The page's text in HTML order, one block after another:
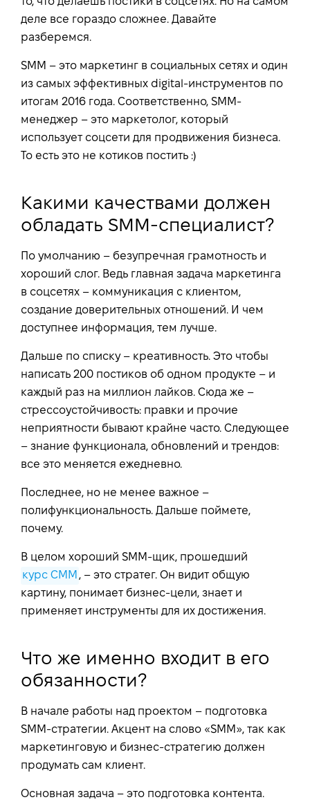
деле все гораздо сложнее. Давайте
разберемся.
SMM – это маркетинг в социальных сетях и один
из самых эффективных digital-инструментов по
итогам 2016 года. Соответственно, SMM-
менеджер – это маркетолог, который
использует соцсети для продвижения бизнеса.
То есть это не котиков постить :)
Какими качествами должен
обладать SMM-специалист?
По умолчанию – безупречная грамотность и
хороший слог. Ведь главная задача маркетинга
в соцсетях – коммуникация с клиентом,
создание доверительных отношений. И чем
доступнее информация, тем лучше.
Дальше по списку – креативность. Это чтобы
написать 200 постиков об одном продукте – и
каждый раз на миллион лайков. Сюда же –
стрессоустойчивость: правки и прочие
неприятности бывают крайне часто. Следующее
– знание функционала, обновлений и трендов:
все это меняется ежедневно.
Последнее, но не менее важное –
полифункциональность. Дальше поймете,
почему.
В целом хороший SMM-щик, прошедший
курс СММ , – это стратег. Он видит общую
картину, понимает бизнес-цели, знает и
применяет инструменты для их достижения.
Что же именно входит в его
обязанности?
В начале работы над проектом – подготовка
SMM-стратегии. Акцент на слово «SMM», так как
маркетинговую и бизнес-стратегию должен
продумать сам клиент.
Основная задача – это подготовка контента.